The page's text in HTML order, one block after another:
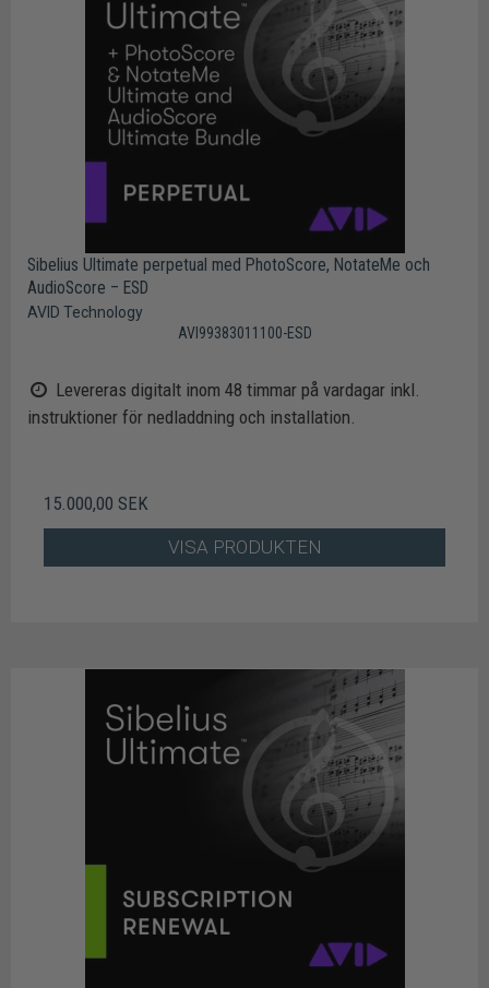
Sibelius Ultimate perpetual med PhotoScore, NotateMe och
AudioScore – ESD
AVID Technology
AVI99383011100-ESD
Levereras digitalt inom 48 timmar på vardagar inkl.
instruktioner för nedladdning och installation.
15.000,00 SEK
VISA PRODUKTEN